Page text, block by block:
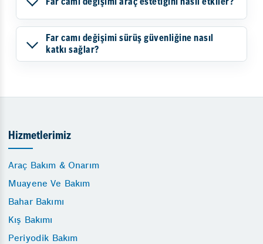
Far camı değişimi araç estetiğini nasıl etkiler?
Far camı değişimi sürüş güvenliğine nasıl
katkı sağlar?
Hizmetlerimiz
Araç Bakım & Onarım
Muayene Ve Bakım
Bahar Bakımı
Kış Bakımı
Periyodik Bakım